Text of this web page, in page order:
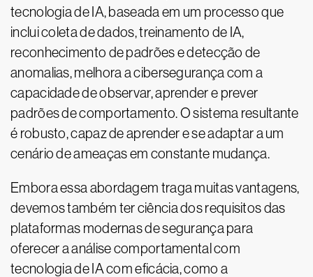
tecnologia de IA, baseada em um processo que
inclui coleta de dados, treinamento de IA,
reconhecimento de padrões e detecção de
anomalias, melhora a cibersegurança com a
capacidade de observar, aprender e prever
padrões de comportamento. O sistema resultante
é robusto, capaz de aprender e se adaptar a um
cenário de ameaças em constante mudança.
Embora essa abordagem traga muitas vantagens,
devemos também ter ciência dos requisitos das
plataformas modernas de segurança para
oferecer a análise comportamental com
tecnologia de IA com eficácia, como a